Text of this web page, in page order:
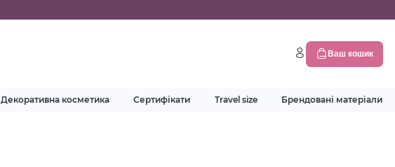
Ваш кошик
Декоративна косметика Сертифікати Travel size Брендовані матеріали